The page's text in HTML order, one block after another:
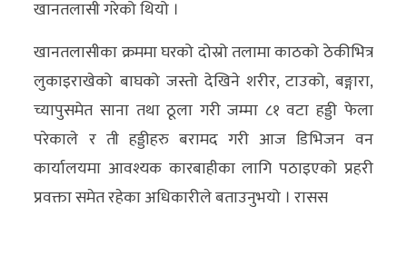
ब्लग
खेलकुद
रोचक
अन्य
क्लिक
खबर
खानतलासी गरेको थियो ।
खानतलासीका क्रममा घरको दोस्रो तलामा काठको ठेकीभित्र
लुकाइराखेको बाघको जस्तो देखिने शरीर, टाउको, बङ्गारा,
च्यापुसमेत साना तथा ठूला गरी जम्मा ८१ वटा हड्डी फेला
परेकाले र ती हड्डीहरु बरामद गरी आज डिभिजन वन
कार्यालयमा आवश्यक कारबाहीका लागि पठाइएको प्रहरी
प्रवक्ता समेत रहेका अधिकारीले बताउनुभयो । रासस